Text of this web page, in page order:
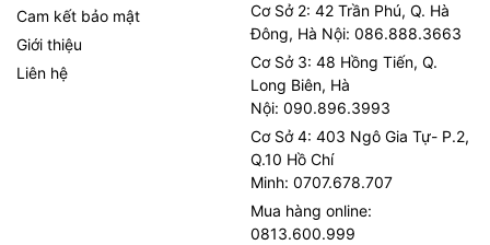
Cam kết bảo mật
Giới thiệu
Liên hệ
Cơ Sở 2: 42 Trần Phú, Q. Hà
Đông, Hà Nội: 086.888.3663
Cơ Sở 3: 48 Hồng Tiến, Q.
Long Biên, Hà
Nội: 090.896.3993
Cơ Sở 4: 403 Ngô Gia Tự- P.2,
Q.10 Hồ Chí
Minh: 0707.678.707
Mua hàng online:
0813.600.999